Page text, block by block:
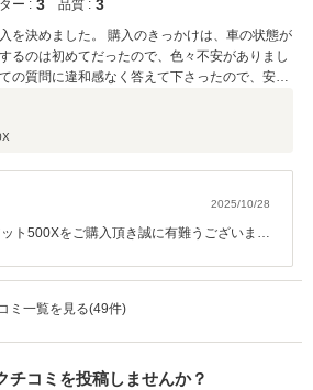
ー : 3 品質 : 3
を決めました。 購入のきっかけは、車の状態が
るのは初めてだったので、色々不安がありまし
の質問に違和感なく答えて下さったので、安心
2025/10/28
ト500Xをご購入頂き誠に有難うございま
ミ一覧を見る(49件)
チコミを投稿しませんか？